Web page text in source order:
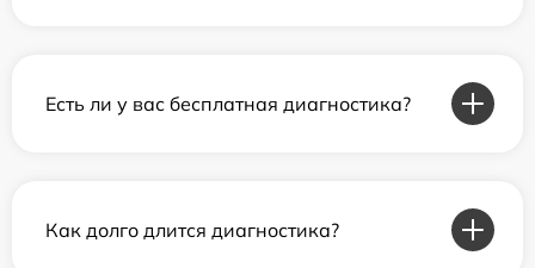
Есть ли у вас бесплатная диагностика?
Как долго длится диагностика?